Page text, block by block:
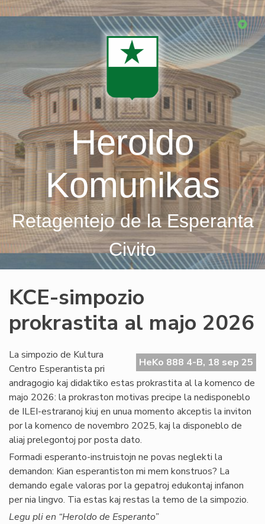
Skip
Heroldo
Komunikas
Retagentejo de la Esperanta
Civito
KCE-simpozio
prokrastita al majo 2026
HeKo 888 4-B, 18 sep 25
La simpozio de Kultura
Centro Esperantista pri
andragogio kaj didaktiko estas prokrastita al la komenco de
majo 2026: la prokraston motivas precipe la nedisponeblo
de ILEI-estraranoj kiuj en unua momento akceptis la inviton
por la komenco de novembro 2025, kaj la disponeblo de
aliaj prelegontoj por posta dato.
Formadi esperanto-instruistojn ne povas neglekti la
demandon: Kian esperantiston mi mem konstruos? La
demando egale valoras por la gepatroj edukontaj infanon
per nia lingvo. Tia estas kaj restas la temo de la simpozio.
Legu pli en “Heroldo de Esperanto”